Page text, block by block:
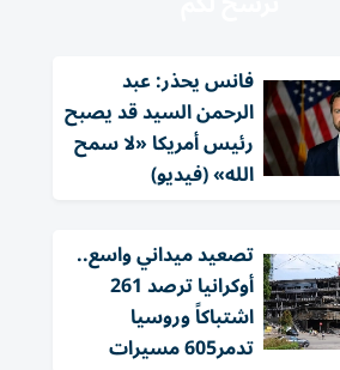
فانس يحذر: عبد
الرحمن السيد قد يصبح
رئيس أمريكا «لا سمح
الله» (فيديو)
تصعيد ميداني واسع..
أوكرانيا ترصد 261
اشتباكاً وروسيا
تدمر605 مسيرات